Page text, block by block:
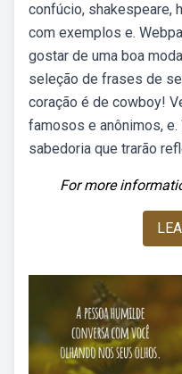
confúcio, shakespeare,
com exemplos e.
gostar de uma boa
seleção de frases de
coração é de cowboy!
famosos e anônimos,
sabedoria que trarão
For more